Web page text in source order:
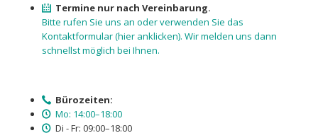
Termine nur nach Vereinbarung.
Bitte rufen Sie uns an oder verwenden Sie das
Kontaktformu­lar (hier anklicken). Wir melden uns dann
schnellst möglich bei Ihnen.
Bürozeiten:
Mo: 14:00–18:00
Di - Fr: 09:00–18:00